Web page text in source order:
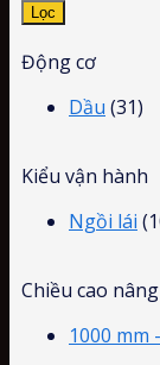
Lọc
Động cơ
Dầu (31)
Kiểu vận hành
Ngồi lái
Chiều cao nâng
1000 mm